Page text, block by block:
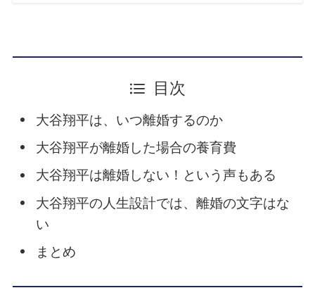
目次
大谷翔平は、いつ離婚するのか
大谷翔平が離婚した場合の養育費
大谷翔平は離婚しない！という声もある
大谷翔平の人生設計では、離婚の文字はな
い
まとめ